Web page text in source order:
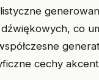
co
cechy